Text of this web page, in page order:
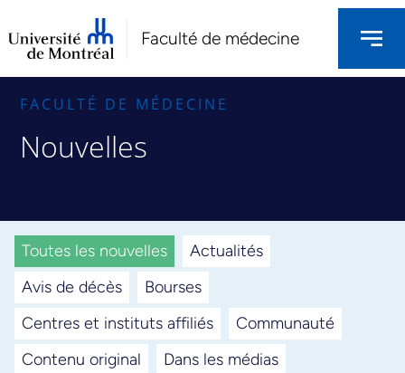
Faculté de médecine
FACULTÉ DE MÉDECINE
Nouvelles
Toutes les nouvelles
Actualités
Avis de décès
Bourses
Centres et instituts affiliés
Communauté
Contenu original
Dans les médias